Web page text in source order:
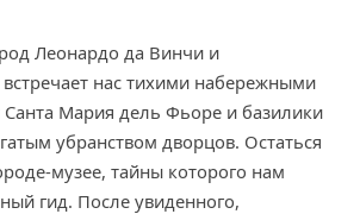
Леонардо да Винчи и
нас тихими набережными
Мария дель Фьоре и базилики
убранством дворцов. Остаться
музее, тайны которого нам
гид. После увиденного,